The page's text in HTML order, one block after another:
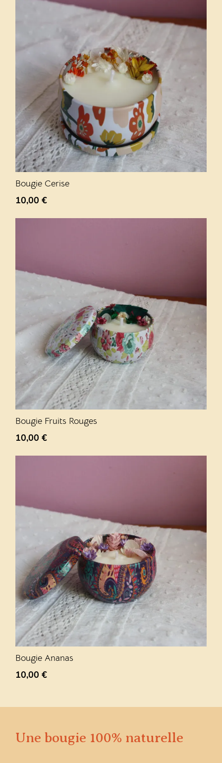
Bougie Cerise
10,00€
Bougie Fruits Rouges
10,00€
Bougie Ananas
10,00€
Une bougie 100% naturelle